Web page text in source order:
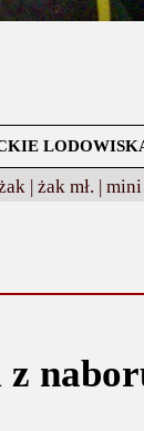
| żak mł. | mini
z